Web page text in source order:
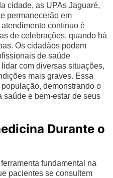
cidade, as UPAs Jaguaré,
permanecerão em
contínuo é
de celebrações, quando há
Os cidadãos podem
de saúde
com diversas situações,
mais graves. Essa
demonstrando o
saúde e bem-estar de seus
Durante o
fundamental na
pacientes se consultem